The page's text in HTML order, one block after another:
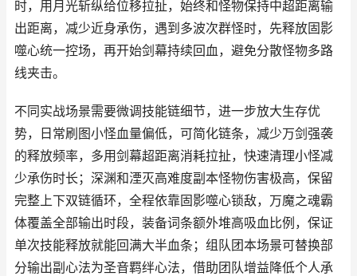
时，用月光斩纵给位移拉扯，始终和怪物保持中超距离输
出距离，减少近身承伤，遇到多波次群怪时，先释放固影
噬心统一控场，再开始剑幕持续回血，避免分散怪物多路
线夹击。
不同实战场景需要微调技能链细节，进一步放大生存优
势，日常刷图小怪血量偏低，可简化链条，减少万剑强袭
的释放频率，多用剑幕超距离消耗拉扯，快速清理小怪减
少承伤时长；深渊和湮灭高难度副本怪物伤害极高，保留
完整上下双链循环，全程依靠固影噬心锁敌，万魔之魂霸
体覆盖全部输出时段，装备词条额外堆高吸血比例，保证
单次技能释放就能回满大半血条；组队团本场景可替换部
分输出副心法为圣音羁绊心法，借助团队增益降低个人承